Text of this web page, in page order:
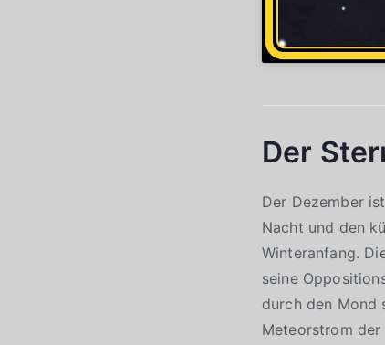
Der
Der Dezember
Nacht und den
Winteranfang.
seine
durch den Mond
Meteorstrom der